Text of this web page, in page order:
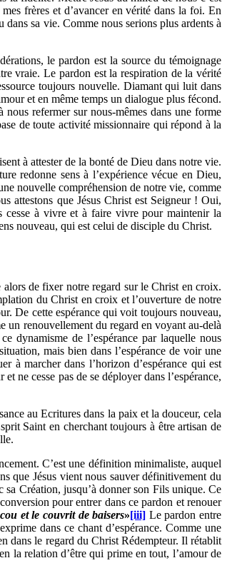
frères et d’avancer en vérité dans la foi. En
sa vie. Comme nous serions plus ardents à
le pardon est la source du témoignage
vraie. Le pardon est la respiration de la vérité
toujours nouvelle. Diamant qui luit dans
et en même temps un dialogue plus fécond.
refermer sur nous-mêmes dans une forme
de toute activité missionnaire qui répond à la
à attester de la bonté de Dieu dans notre vie.
redonne sens à l’expérience vécue en Dieu,
nouvelle compréhension de notre vie, comme
attestons que Jésus Christ est Seigneur ! Oui,
cesse à vivre et à faire vivre pour maintenir la
nouveau, qui est celui de disciple du Christ.
alors de fixer notre regard sur le Christ en croix.
du Christ en croix et l’ouverture de notre
De cette espérance qui voit toujours nouveau,
un renouvellement du regard en voyant au-delà
dynamisme de l’espérance par laquelle nous
mais bien dans l’espérance de voir une
à marcher dans l’horizon d’espérance qui est
ne cesse pas de se déployer dans l’espérance,
au Ecritures dans la paix et la douceur, cela
Saint en cherchant toujours à être artisan de
C’est une définition minimaliste, auquel
que Jésus vient nous sauver définitivement du
Création, jusqu’à donner son Fils unique. Ce
pour entrer dans ce pardon et renouer
et le couvrit de baisers»[iii] Le pardon entre
dans ce chant d’espérance. Comme une
dans le regard du Christ Rédempteur. Il rétablit
la relation d’être qui prime en tout, l’amour de